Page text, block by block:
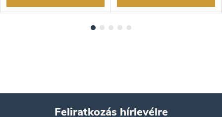
Feliratkozás hírlevélre